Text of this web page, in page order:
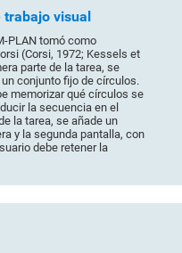
visual
PLAN tomó como
(Corsi, 1972; Kessels et
parte de la tarea, se
conjunto fijo de círculos.
memorizar qué círculos se
la secuencia en el
la tarea, se añade un
y la segunda pantalla, con
debe retener la